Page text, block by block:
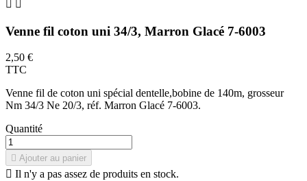
Venne fil coton uni 34/3, Marron Glacé 7-6003
2,50 €
TTC
Venne fil de coton uni spécial dentelle,bobine de 140m, grosseur
Nm 34/3 Ne 20/3, réf. Marron Glacé 7-6003.
Quantité
 Ajouter au panier
 Il n'y a pas assez de produits en stock.